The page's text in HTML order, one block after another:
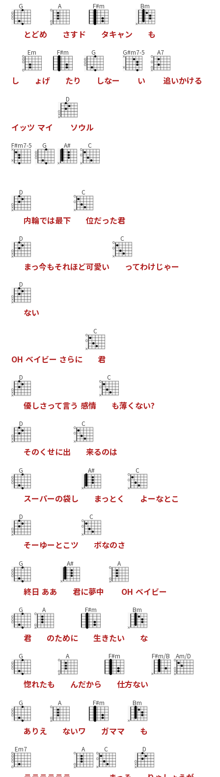
G
とどめ
A
さす ド
F#m
タキャン
Bm
も
し
Em
ょげ
F#m
たり
G
しなー
G#m7-5
い
A7
追いかける
イッツ マイ
D
ソウル
F#m7-5 G A# C
D
内輪では最下
C
位だった君
D
まっ今もそれほど可愛い
C
ってわけじゃー
D
ない
OH ベイビー さらに
C
君
D
優しさって言う 感情
C
も薄く ない?
D
そのくせに出
C
来るのは
G
スーパーの袋し
A#
まっ と く
C
よーなとこ
D
そーゆー とこツ
C
ボなのさ
G
終日 ああ
A#
君に夢中
A
OH ベイビー
G
君
A
のために
F#m
生きたい
Bm
な
G
惚れたも
A
んだから
F#m
仕方ない
F#m/B Am/D
G
あ り え
A
ないワ
F#m
ガママ
Bm
も
Em7 A C D